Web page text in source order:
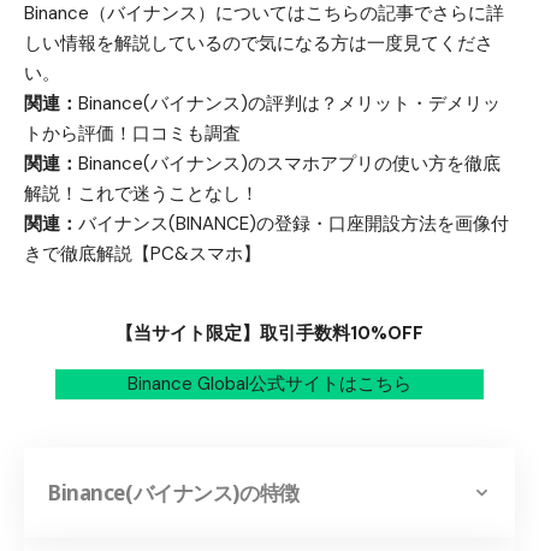
Binance（バイナンス）についてはこちらの記事でさらに詳
しい情報を解説しているので気になる方は一度見てくださ
い。
関連： Binance(バイナンス)の評判は？メリット・デメリッ
トから評価！口コミも調査
関連： Binance(バイナンス)のスマホアプリの使い方を徹底
解説！これで迷うことなし！
関連： バイナンス(BINANCE)の登録・口座開設方法を画像付
きで徹底解説【PC&スマホ】
【当サイト限定】取引手数料10%OFF
Binance Global公式サイトはこちら
Binance(バイナンス)の特徴